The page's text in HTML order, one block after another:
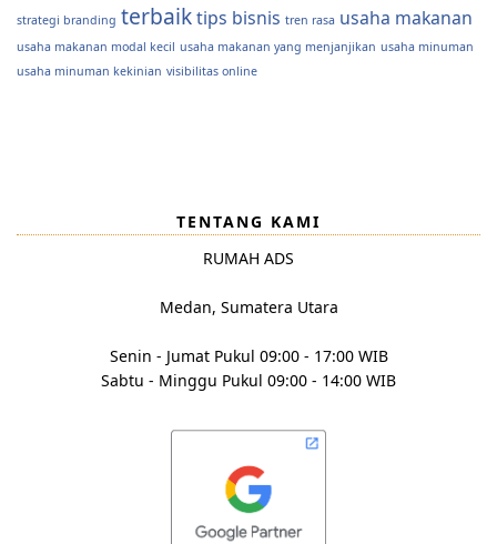
strategi branding terbaiktips bisnis tren rasa usaha makanan
usaha makanan modal kecil usaha makanan yang menjanjikan usaha minuman
usaha minuman kekinian visibilitas online
TENTANG KAMI
RUMAH ADS
Medan, Sumatera Utara
Senin - Jumat Pukul 09:00 - 17:00 WIB
Sabtu - Minggu Pukul 09:00 - 14:00 WIB